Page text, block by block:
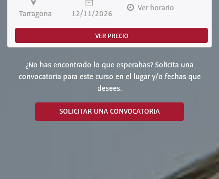
Tarragona 12/11/2026
Ver horario
VER PRECIO
¿No has encontrado lo que esperabas? Solicita una
convocatoria para este curso en el lugar y/o fechas que
desees.
SOLICITAR UNA CONVOCATORIA